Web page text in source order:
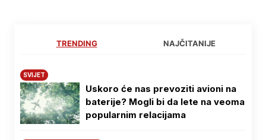
TRENDING NAJČITANIJE
SVIJET
Uskoro će nas prevoziti avioni na
baterije? Mogli bi da lete na veoma
popularnim relacijama